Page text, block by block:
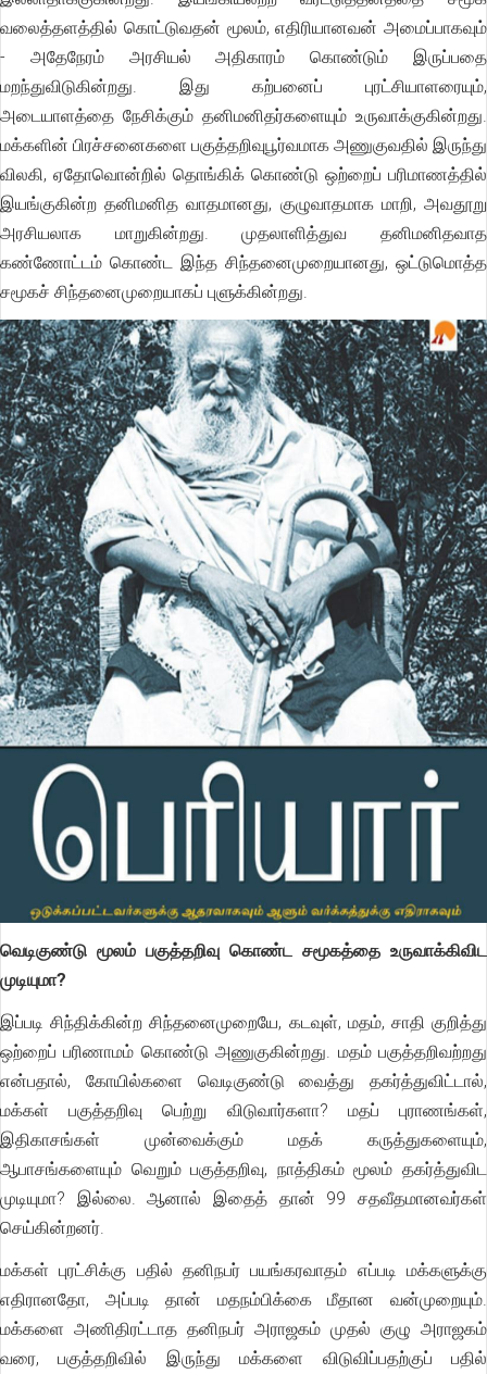
வலைத்தளத்தில் கொட்டுவதன் மூலம், எதிரியானவன் அமைப்பாகவும்
- அதேநேரம் அரசியல் அதிகாரம் கொண்டும் இருப்பதை
மறந்துவிடுகின்றது. இது கற்பனைப் புரட்சியாளரையும்,
அடையாளத்தை நேசிக்கும் தனிமனிதர்களையும் உருவாக்குகின்றது.
மக்களின் பிரச்சனைகளை பகுத்தறிவுபூர்வமாக அணுகுவதில் இருந்து
விலகி, ஏதோவொன்றில் தொங்கிக் கொண்டு ஒற்றைப் பரிமாணத்தில்
இயங்குகின்ற தனிமனித வாதமானது, குழுவாதமாக மாறி, அவதூறு
அரசியலாக மாறுகின்றது. முதலாளித்துவ தனிமனிதவாத
கண்ணோட்டம் கொண்ட இந்த சிந்தனைமுறையானது, ஒட்டுமொத்த
சமூகச் சிந்தனைமுறையாகப் புளுக்கின்றது.
வெடிகுண்டு மூலம் பகுத்தறிவு கொண்ட சமூகத்தை உருவாக்கிவிட
முடியுமா?
இப்படி சிந்திக்கின்ற சிந்தனைமுறையே, கடவுள், மதம், சாதி குறித்து
ஒற்றைப் பரிணாமம் கொண்டு அணுகுகின்றது. மதம் பகுத்தறிவற்றது
என்பதால், கோயில்களை வெடிகுண்டு வைத்து தகர்த்துவிட்டால்,
மக்கள் பகுத்தறிவு பெற்று விடுவார்களா? மதப் புராணங்கள்,
இதிகாசங்கள் முன்வைக்கும் மதக் கருத்துகளையும்,
ஆபாசங்களையும் வெறும் பகுத்தறிவு, நாத்திகம் மூலம் தகர்த்துவிட
முடியுமா? இல்லை. ஆனால் இதைத் தான் 99 சதவீதமானவர்கள்
செய்கின்றனர்.
மக்கள் புரட்சிக்கு பதில் தனிநபர் பயங்கரவாதம் எப்படி மக்களுக்கு
எதிரானதோ, அப்படி தான் மதநம்பிக்கை மீதான வன்முறையும்.
மக்களை அணிதிரட்டாத தனிநபர் அராஜகம் முதல் குழு அராஜகம்
வரை, பகுத்தறிவில் இருந்து மக்களை விடுவிப்பதற்குப் பதில்